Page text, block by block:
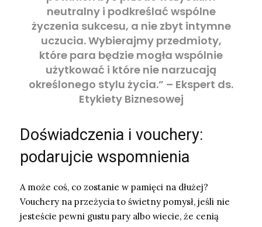
neutralny i podkreślać wspólne
życzenia sukcesu, a nie zbyt intymne
uczucia. Wybierajmy przedmioty,
które para będzie mogła wspólnie
użytkować i które nie narzucają
określonego stylu życia.” – Ekspert ds.
Etykiety Biznesowej
Doświadczenia i vouchery:
podarujcie wspomnienia
A może coś, co zostanie w pamięci na dłużej?
Vouchery na przeżycia to świetny pomysł, jeśli nie
jesteście pewni gustu pary albo wiecie, że cenią